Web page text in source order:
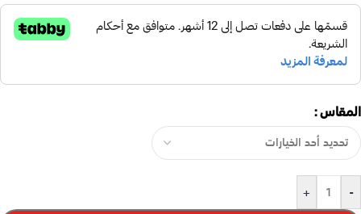
المقاس
-
+